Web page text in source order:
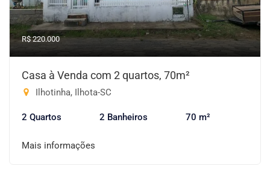
R$ 220.000
Casa à Venda com 2 quartos, 70m²
Ilhotinha, Ilhota-SC
2 Quartos 2 Banheiros 70 m²
Mais informações